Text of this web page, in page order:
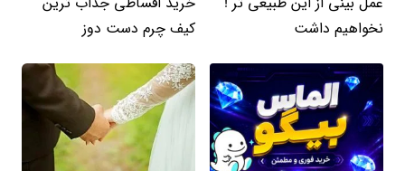
نخواهیم داشت
کیف چرم دست دوز